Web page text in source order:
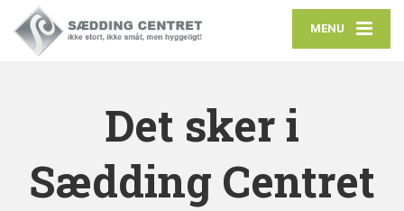
MENU
Det sker i
Sædding Centret